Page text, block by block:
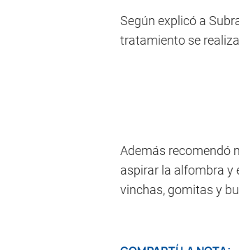
Según explicó a
tratamiento se
Además recomendó
aspirar la alfombra y
vinchas, gomitas y